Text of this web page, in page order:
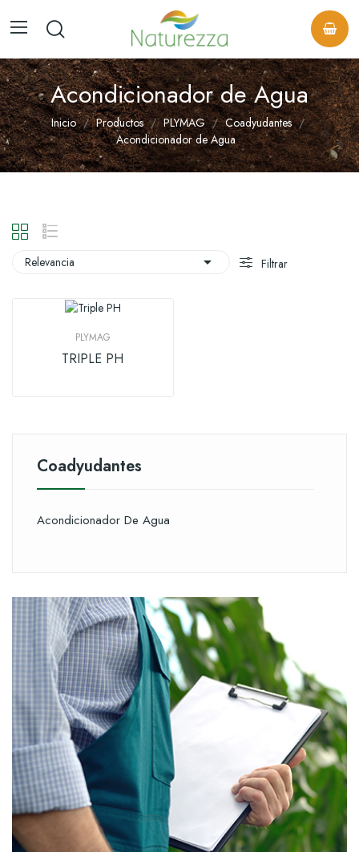
Acondicionador de Agua
Inicio Productos PLYMAG
Coadyudantes
Acondicionador de Agua
Coadyudantes
Acondicionador De Agua
Relevancia  Filtrar
PLYMAG
TRIPLE PH